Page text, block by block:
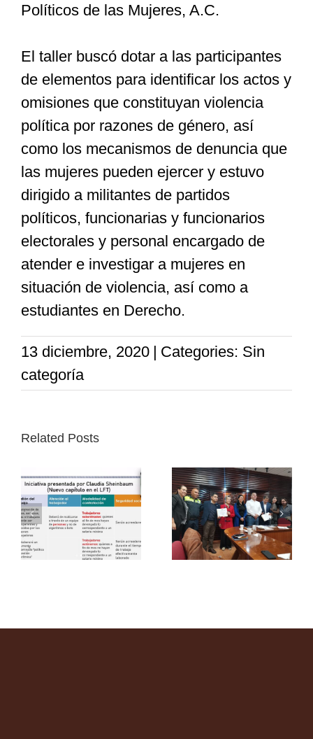
Políticos de las Mujeres, A.C.
El taller buscó dotar a las participantes
de elementos para identificar los actos y
omisiones que constituyan violencia
política por razones de género, así
como los mecanismos de denuncia que
las mujeres pueden ejercer y estuvo
dirigido a militantes de partidos
políticos, funcionarias y funcionarios
electorales y personal encargado de
atender e investigar a mujeres en
situación de violencia, así como a
estudiantes en Derecho.
13 diciembre, 2020 | Categories: Sin
categoría
Related Posts